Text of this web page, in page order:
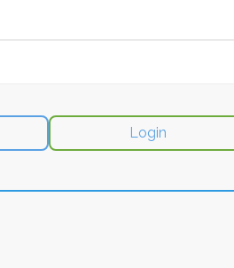
Login